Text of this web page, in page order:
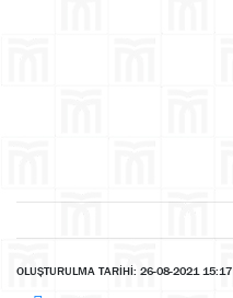
OLUŞTURULMA TARİHİ: 26-08-2021 15:17